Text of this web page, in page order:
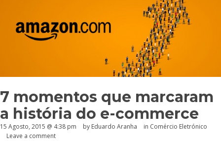
7 momentos que marcaram
a história do e-commerce
15 Agosto, 2015 @ 4:38 pm by Eduardo Aranha in Comércio Eletrónico
Leave a comment